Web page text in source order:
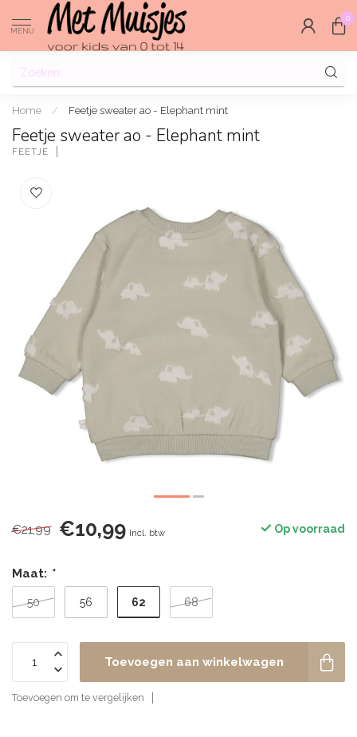
MENU
0
Home / Feetje sweater ao - Elephant mint
Feetje sweater ao - Elephant mint
FEETJE
€21,99 €10,99 Incl. btw Op voorraad
Maat: *
50 56 62 68
Toevoegen aan winkelwagen
Toevoegen om te vergelijken